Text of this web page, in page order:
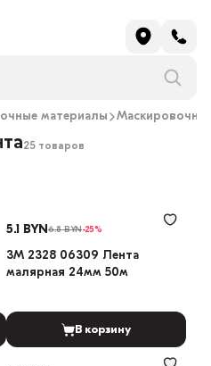
материалы
25 товаров
5.1 BYN6.8 BYN-25%
3M 2328 06309 Лента
малярная 24мм 50м
В корзину